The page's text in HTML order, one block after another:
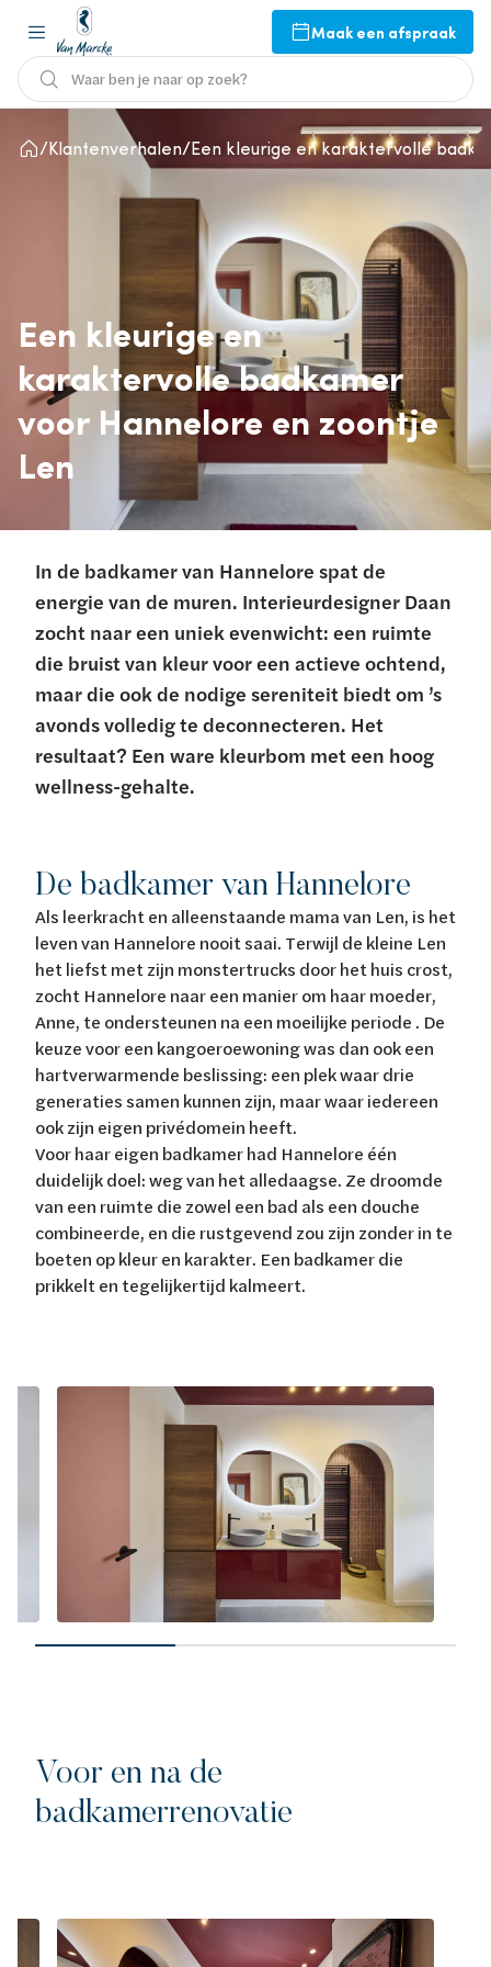
Maak een afspraak
Waar ben je naar op zoek?
Klantenverhalen Een kleurige en karaktervolle
Een kleurige en
karaktervolle badkamer
voor Hannelore en zoontje
Len
In de badkamer van Hannelore spat de
energie van de muren. Interieurdesigner Daan
zocht naar een uniek evenwicht: een ruimte
die bruist van kleur voor een actieve ochtend,
maar die ook de nodige sereniteit biedt om ’s
avonds volledig te deconnecteren. Het
resultaat? Een ware kleurbom met een hoog
wellness-gehalte.
De badkamer van Hannelore
Als leerkracht en alleenstaande mama van Len, is het
leven van Hannelore nooit saai. Terwijl de kleine Len
het liefst met zijn monstertrucks door het huis crost,
zocht Hannelore naar een manier om haar moeder,
Anne, te ondersteunen na een moeilijke periode . De
keuze voor een kangoeroewoning was dan ook een
hartverwarmende beslissing: een plek waar drie
generaties samen kunnen zijn, maar waar iedereen
ook zijn eigen privédomein heeft.
Voor haar eigen badkamer had Hannelore één
duidelijk doel: weg van het alledaagse. Ze droomde
van een ruimte die zowel een bad als een douche
combineerde, en die rustgevend zou zijn zonder in te
boeten op kleur en karakter. Een badkamer die
prikkelt en tegelijkertijd kalmeert.
Voor en na de
badkamerrenovatie